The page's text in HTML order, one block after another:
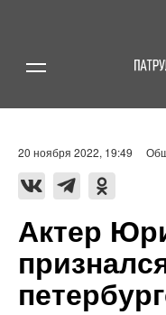
20 ноября 2022, 19:49
Актер